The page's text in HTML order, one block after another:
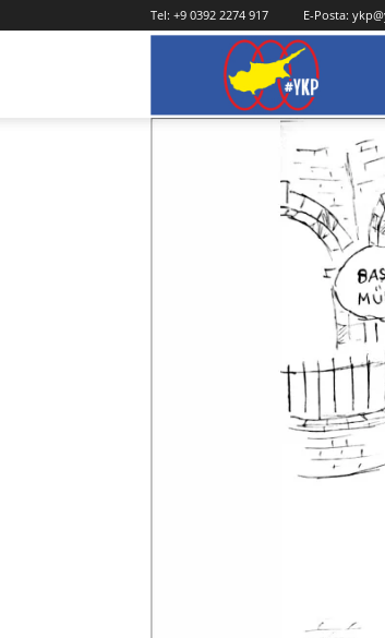
Tel: +9 0392 2274 917 E-Posta: